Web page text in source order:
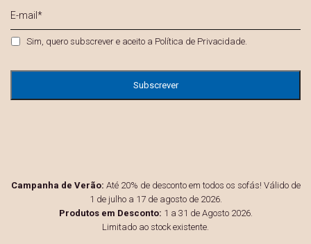
mail
Privacidade *
Sim, quero subscrever e aceito a Política de Privacidade.
Campanha de Verão: Até 20% de desconto em todos os sofás! Válido de
1 de julho a 17 de agosto de 2026.
Produtos em Desconto: 1 a 31 de Agosto 2026.
Limitado ao stock existente.